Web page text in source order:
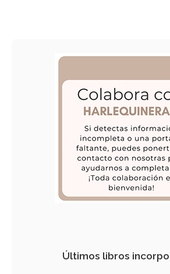
Últimos libros